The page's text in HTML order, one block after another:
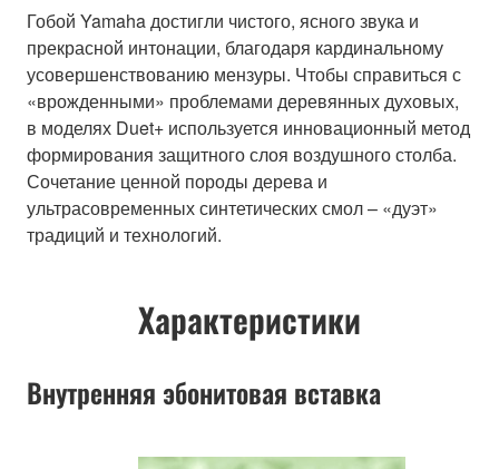
Гобой Yamaha достигли чистого, ясного звука и
прекрасной интонации, благодаря кардинальному
усовершенствованию мензуры. Чтобы справиться с
«врожденными» проблемами деревянных духовых,
в моделях Duet+ используется инновационный метод
формирования защитного слоя воздушного столба.
Сочетание ценной породы дерева и
ультрасовременных синтетических смол – «дуэт»
традиций и технологий.
Характеристики
Внутренняя эбонитовая вставка